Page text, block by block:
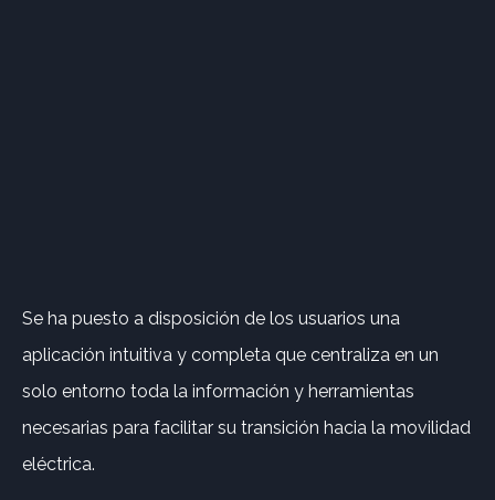
Se ha puesto a disposición de los usuarios una
aplicación intuitiva y completa que centraliza en un
solo entorno toda la información y herramientas
necesarias para facilitar su transición hacia la movilidad
eléctrica.